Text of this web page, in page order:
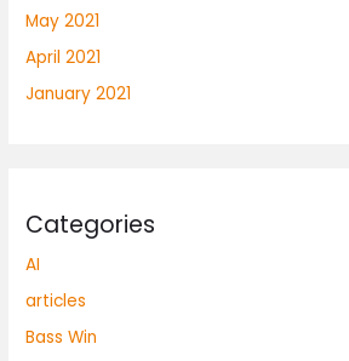
May 2021
April 2021
January 2021
Categories
AI
articles
Bass Win